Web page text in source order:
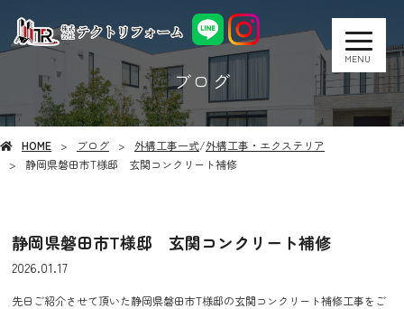
MENU
ブログ
HOME ブログ 外構工事一式/外構工事・エクステリア
静岡県磐田市T様邸 玄関コンクリート補修
静岡県磐田市T様邸 玄関コンクリート補修
2026.01.17
先日ご紹介させて頂いた静岡県磐田市T様邸の玄関コンクリート補修工事をご